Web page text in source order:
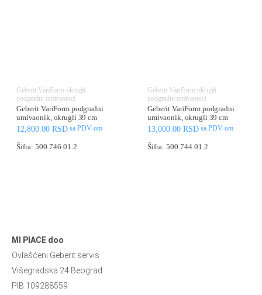
Geberit VariForm okrugli
podgradni umivaonici
Geberit VariForm podgradni
umivaonik, okrugli 39 cm
12,800.00 RSD sa PDV-om
Šifra: 500.746.01.2
Geberit VariForm okrugli
podgradni umivaonici
Geberit VariForm podgradni
umivaonik, okrugli 39 cm
13,000.00 RSD sa PDV-om
Šifra: 500.744.01.2
MI PIACE doo
Ovlašćeni Geberit servis
Višegradska 24 Beograd
PIB 109288559